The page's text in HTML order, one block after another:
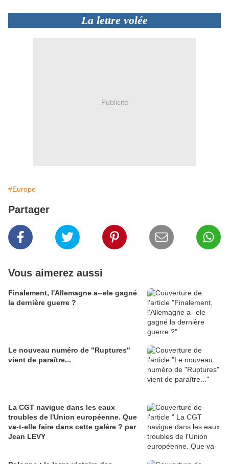
La lettre volée
Publicité
#Europe
Partager
Vous aimerez aussi
Finalement, l'Allemagne a--ele gagné
la dernière guerre ?
Le nouveau numéro de "Ruptures"
vient de paraître...
La CGT navigue dans les eaux
troubles de l'Union européenne. Que
va-t-elle faire dans cette galère ? par
Jean LEVY